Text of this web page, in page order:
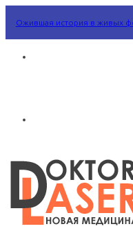
Ожившая история в живых